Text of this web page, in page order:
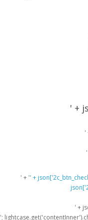
' +
'
' + '' +
' +
';